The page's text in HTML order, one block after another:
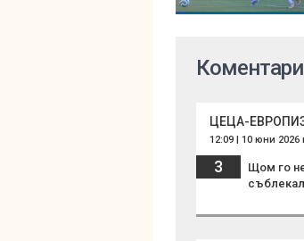
Коментари
ЦЕЦА-
12:09 | 10 юни 2026
3
Щом го